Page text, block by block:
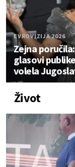
EVROVIZIJA 2026
Zejna
glasovi
volela
Život